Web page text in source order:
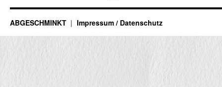
ABGESCHMINKT Impressum / Datenschutz